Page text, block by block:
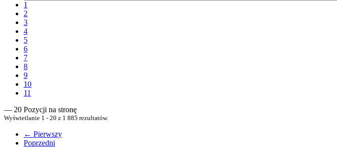
1
2
3
4
5
6
7
8
9
10
11
— 20 Pozycji na stronę
Wyświetlanie 1 - 20 z 1 885 rezultatów.
← Pierwszy
Poprzedni